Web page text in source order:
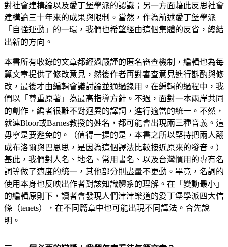
對社會建構論以及愛丁堡學派的認識；另一方面藉此反思社會
建構論三十年來的成果與限制。當然，作為前述愛丁堡學派
「自強運動」的一環，我們也希望經由這個集體的反省，總結
出新的方向。
本書所有收錄的文章都經過嚴謹的匿名審查機制，編輯也為每
篇文章提供了修改意見，然後作者再對審查意見進行斟酌與修
改，最後才由編輯會議討論並通過錄用。在編輯的過程中，我
們以「尊重原著」為最高指導方針。不過，面對一本兩岸共同
的創作，編者很難不對迥異的譯詞，進行適當的統一。不然，
就連Bloor或Barnes教授的姓名，都可能會出現兩三種音義。這
毋寧是要避免的。（值得一提的是，本書之所以堅持把兩人翻
成布洛爾與巴恩思，是因為這個譯法比較接近原來的發音。）
基此，我們對人名、地名、常用書名、以及台灣慣用的專有名
詞等做了適度的統一，其他部分則盡量不更動。畢竟，名詞的
使用本身也反映出作者對該知識體系的理解。在「變動最小」
的編輯原則下，讀者會發現人們津津樂道的愛丁堡學派四大信
條（tenets），在不同篇章中也可能出現不同譯法。合先說
明。